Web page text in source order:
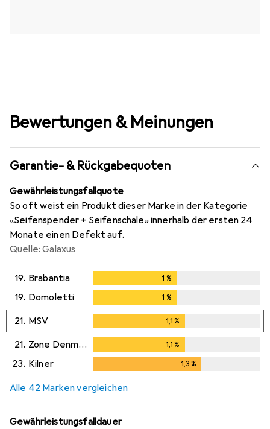
Bewertungen & Meinungen
Garantie- & Rückgabequoten
Gewährleistungsfallquote
So oft weist ein Produkt dieser Marke in der Kategorie
«Seifenspender + Seifenschale» innerhalb der ersten 24
Monate einen Defekt auf.
Quelle: Galaxus
19. Brabantia 1 %
19. Domoletti 1 %
21. MSV 1,1%
21. Zone Denmark 1,1%
23. Kilner 1,3%
Alle 42 Marken vergleichen
Gewährleistungsfalldauer